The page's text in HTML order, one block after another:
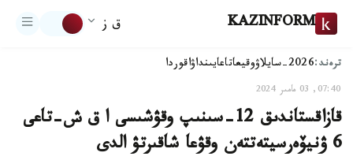
KAZINFORM ق ز
ترەند:2026-سايلاۋ وقيعاتاعايىنداۋاقوردا
07:40, 03 مامىر 2024
قازاقستاندىق 12-سىنىپ وقۋشىسى ا ق ش-تاعى
6 ۋنيۆەرسيتەتتەن وقۋعا شاقىرتۋ الدى